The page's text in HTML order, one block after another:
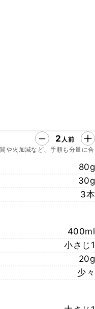
2 人前
や火加減など、手順も分量に合
80g
30g
3本
400ml
小さじ1
20g
少々